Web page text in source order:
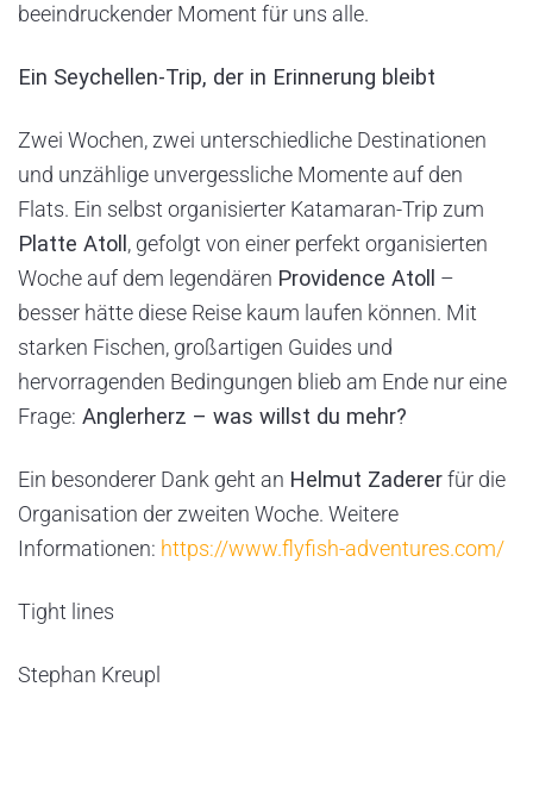
beeindruckender Moment für uns alle.
Ein Seychellen-Trip, der in Erinnerung bleibt
Zwei Wochen, zwei unterschiedliche Destinationen
und unzählige unvergessliche Momente auf den
Flats. Ein selbst organisierter Katamaran-Trip zum
Platte Atoll , gefolgt von einer perfekt organisierten
Woche auf dem legendären Providence Atoll
–
besser hätte diese Reise kaum laufen können. Mit
starken Fischen, großartigen Guides und
hervorragenden Bedingungen blieb am Ende nur eine
Frage: Anglerherz – was willst du mehr?
Ein besonderer Dank geht an Helmut Zadererfür die
Organisation der zweiten Woche. Weitere
Informationen: https://www.flyfish-adventures.com/
Tight lines
Stephan Kreupl